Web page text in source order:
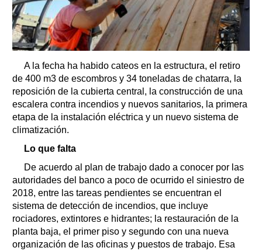
A la fecha ha habido cateos en la estructura, el retiro
de 400 m3 de escombros y 34 toneladas de chatarra, la
reposición de la cubierta central, la construcción de una
escalera contra incendios y nuevos sanitarios, la primera
etapa de la instalación eléctrica y un nuevo sistema de
climatización.
Lo que falta
De acuerdo al plan de trabajo dado a conocer por las
autoridades del banco a poco de ocurrido el siniestro de
2018, entre las tareas pendientes se encuentran el
sistema de detección de incendios, que incluye
rociadores, extintores e hidrantes; la restauración de la
planta baja, el primer piso y segundo con una nueva
organización de las oficinas y puestos de trabajo. Esa